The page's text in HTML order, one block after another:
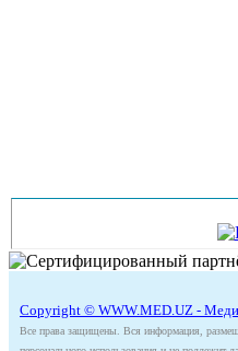
Copyright © WWW.MED.UZ -
Все права защищены. Вся информация,